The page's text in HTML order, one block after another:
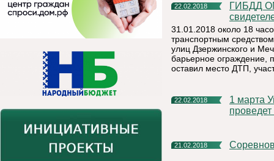
22.02.2018
ГИБДД ОМВД России по Княжпогостскому району ищет
31.01.2018 около 18
транспортным
улиц Дзержинского и
барьерное ограждение,
оставил место ДТП,
22.02.2018
1 марта Управление Росреестра по Республики Коми
21.02.2018